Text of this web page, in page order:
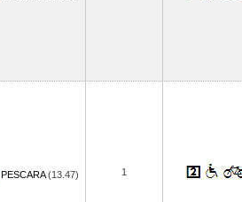
PESCARA(13.47) 1